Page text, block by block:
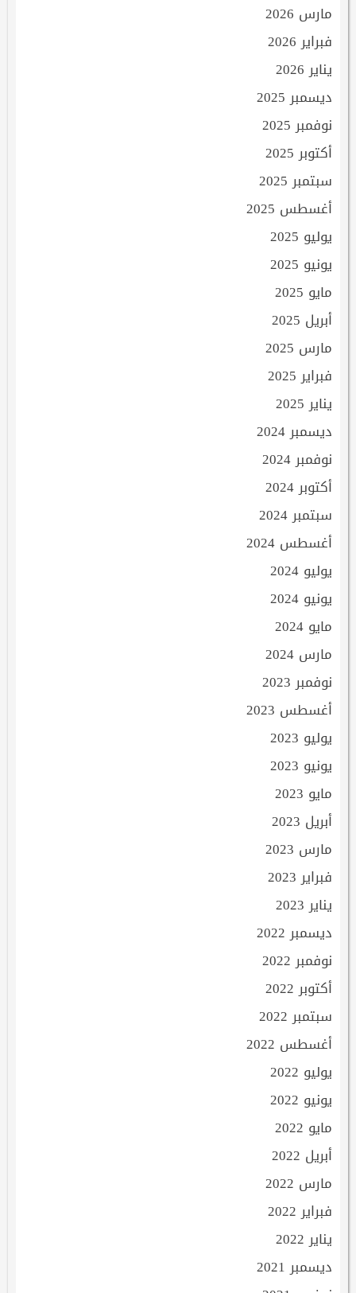
مارس 2026
فبراير 2026
يناير 2026
ديسمبر 2025
نوفمبر 2025
أكتوبر 2025
سبتمبر 2025
أغسطس 2025
يوليو 2025
يونيو 2025
مايو 2025
أبريل 2025
مارس 2025
فبراير 2025
يناير 2025
ديسمبر 2024
نوفمبر 2024
أكتوبر 2024
سبتمبر 2024
أغسطس 2024
يوليو 2024
يونيو 2024
مايو 2024
مارس 2024
نوفمبر 2023
أغسطس 2023
يوليو 2023
يونيو 2023
مايو 2023
أبريل 2023
مارس 2023
فبراير 2023
يناير 2023
ديسمبر 2022
نوفمبر 2022
أكتوبر 2022
سبتمبر 2022
أغسطس 2022
يوليو 2022
يونيو 2022
مايو 2022
أبريل 2022
مارس 2022
فبراير 2022
يناير 2022
ديسمبر 2021